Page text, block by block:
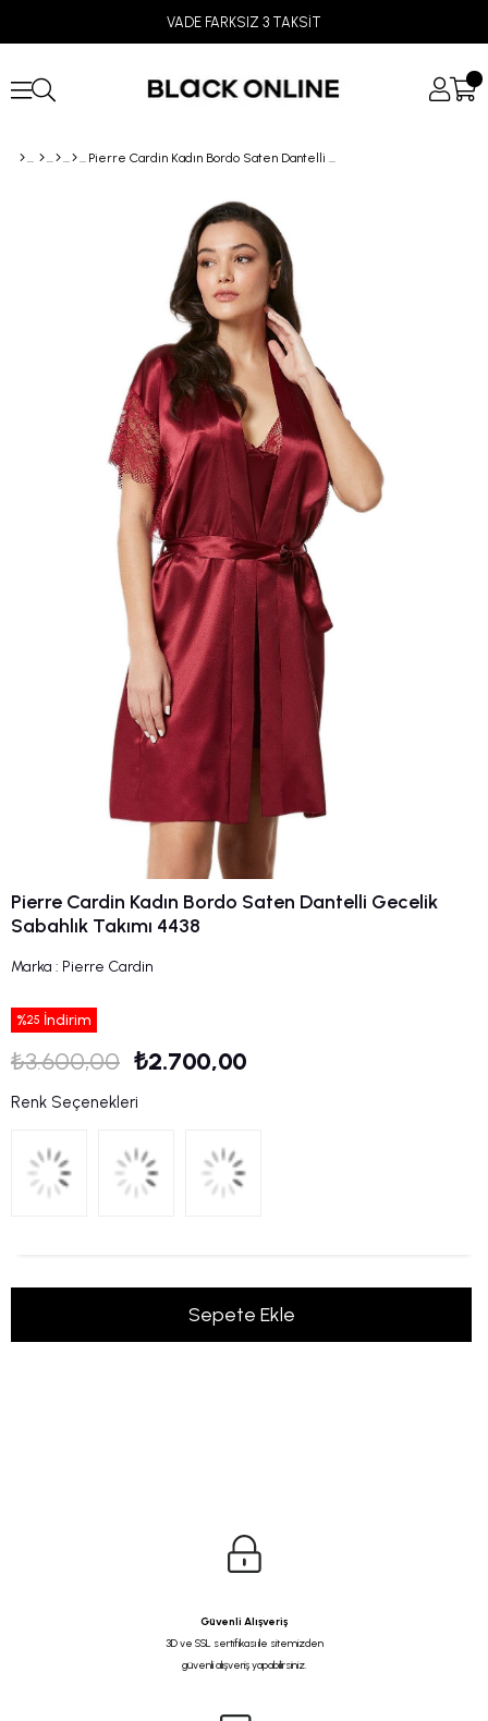
VADE FARKSIZ 3 TAKSİT
Pierre Cardin Kadın Bordo Saten Dantelli Gecelik Sabahlık Takımı 4438
Pierre Cardin Kadın Bordo Saten Dantelli Gecelik
Sabahlık Takımı 4438
Marka : Pierre Cardin
%25 İndirim
₺3.600,00 ₺2.700,00
Renk Seçenekleri
Güvenli Alışveriş
3D ve SSL sertifikası ile sitemizden
güvenli alışveriş yapabilirsiniz.